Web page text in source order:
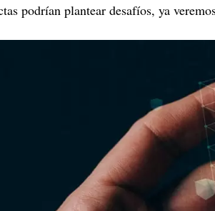
podrían plantear desafíos, ya